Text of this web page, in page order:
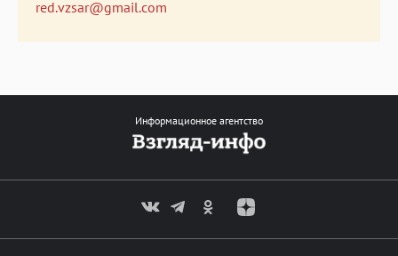
red.vzsar@gmail.com
Информационное агентство